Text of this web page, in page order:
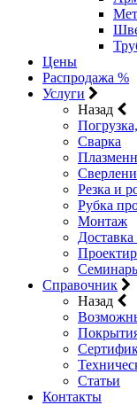
Цены
Распродажа %
Услуги
Назад
Сварка
Резка и
Рубка
Монтаж
Справочник
Назад
Статьи
Контакты